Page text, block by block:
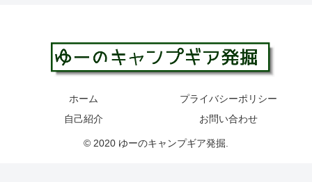
ホーム
プライバシーポリシー
自己紹介
お問い合わせ
© 2020 ゆーのキャンプギア発掘.